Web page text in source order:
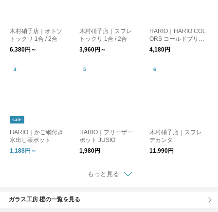
木村硝子店｜オトソ
トックリ 1合 / 2合
6,380円～
木村硝子店｜スフレ
トックリ 1合 / 2合
3,960円～
HARIO｜HARIO COL
ORS コールドブリュ
ーピッチャー
4,180円
sale
HARIO｜かご網付き
水出し茶ポット
1,188円～
HARIO｜フリーザー
ポット JUSIO
1,980円
木村硝子店｜スフレ
デカンタ
11,990円
もっと見る
ガラス工房 橙の一覧を見る